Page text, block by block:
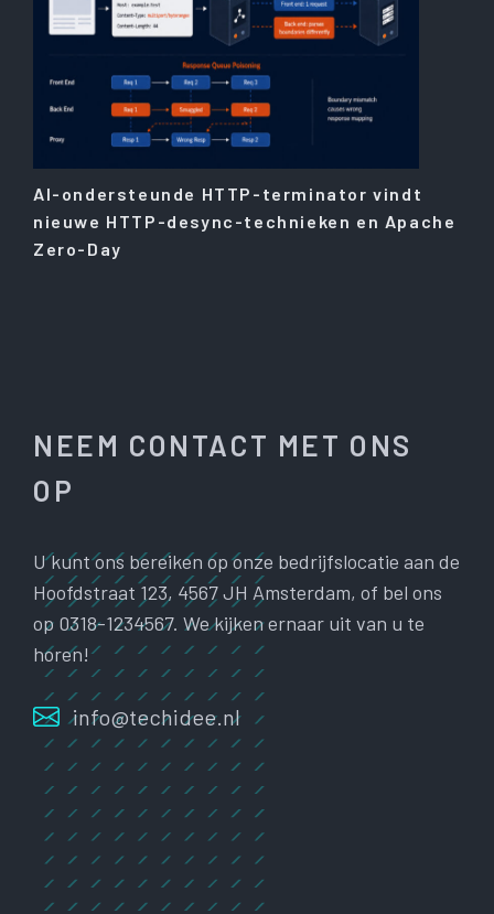
AI-ondersteunde HTTP-terminator vindt
nieuwe HTTP-desync-technieken en Apache
Zero-Day
NEEM CONTACT MET ONS
OP
U kunt ons bereiken op onze bedrijfslocatie aan de
Hoofdstraat 123, 4567 JH Amsterdam, of bel ons
op 0318-1234567. We kijken ernaar uit van u te
horen!
info@techidee.nl